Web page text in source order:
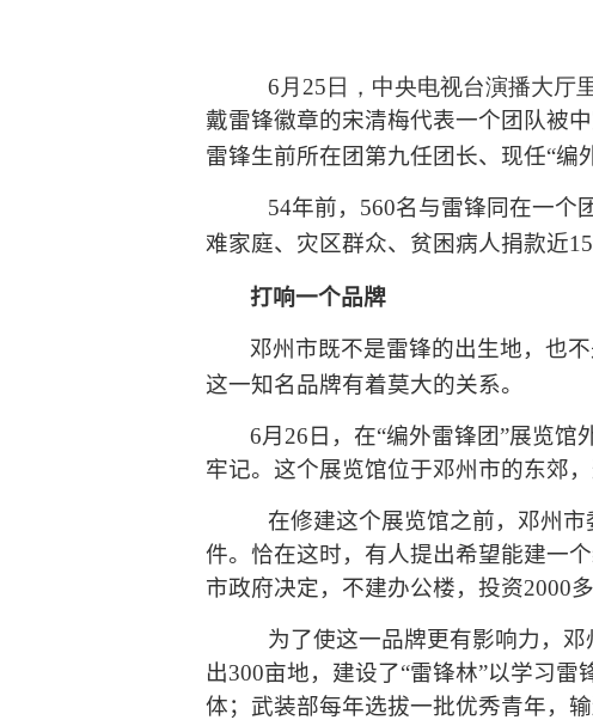
6 月25 日 ，中央电视台演播大厅
戴雷锋徽章的宋清梅代表一个团队被
雷锋生前所在团第九任团长、现任“编
54年前， 560名与雷锋同在一个
难家庭、灾区群众、贫困病人捐款近
打响一个品牌
邓州市既不是雷锋的出生地，也
这一知名品牌有着莫大的关系。
6月 26 日 ，在“编外雷锋团”展览馆
牢记。这个展览馆位于邓州市的东郊
在修建这个展览馆之前，邓州
件。恰在这时，有人提出希望能建一
市政府决定，不建办公楼，投资2000
为了使这一品牌更有影响力，
出300亩地，建设了“雷锋林”以学习雷
体；武装部每年选拔一批优秀青年，